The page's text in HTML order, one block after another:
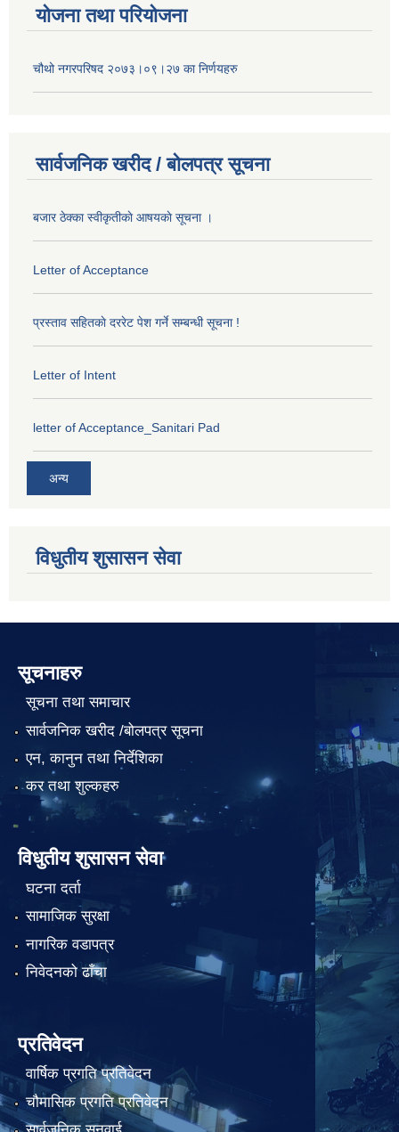
योजना तथा परियोजना
चौथो नगरपरिषद २०७३।०९।२७ का निर्णयहरु
सार्वजनिक खरीद / बोलपत्र सूचना
बजार ठेक्का स्वीकृतीकाे आषयकाे सूचना ।
Letter of Acceptance
प्रस्ताव सहितकाे दररेट पेश गर्ने सम्बन्धी सूचना !
Letter of Intent
letter of Acceptance_Sanitari Pad
अन्य
विधुतीय शुसासन सेवा
सूचनाहरु
सूचना तथा समाचार
सार्वजनिक खरीद /बोलपत्र सूचना
एन, कानुन तथा निर्देशिका
कर तथा शुल्कहरु
विधुतीय शुसासन सेवा
घटना दर्ता
सामाजिक सुरक्षा
नागरिक वडापत्र
निवेदनको ढाँचा
प्रतिवेदन
वार्षिक प्रगति प्रतिवेदन
चौमासिक प्रगति प्रतिवेदन